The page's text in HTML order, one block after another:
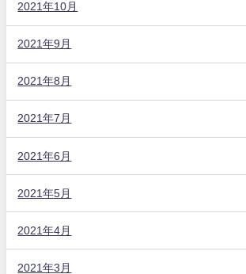
2021年10月
2021年9月
2021年8月
2021年7月
2021年6月
2021年5月
2021年4月
2021年3月